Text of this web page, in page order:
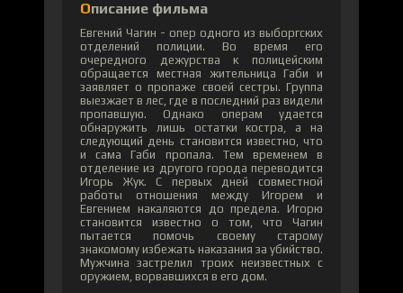
Описание фильма
Евгений Чагин - опер одного из выборгских
отделений полиции. Во время его
очередного дежурства к полицейским
обращается местная жительница Габи и
заявляет о пропаже своей сестры. Группа
выезжает в лес, где в последний раз видели
пропавшую. Однако операм удается
обнаружить лишь остатки костра, а на
следующий день становится известно, что
и сама Габи пропала. Тем временем в
отделение из другого города переводится
Игорь Жук. С первых дней совместной
работы отношения между Игорем и
Евгением накаляются до предела. Игорю
становится известно о том, что Чагин
пытается помочь своему старому
знакомому избежать наказания за убийство.
Мужчина застрелил троих неизвестных с
оружием, ворвавшихся в его дом.